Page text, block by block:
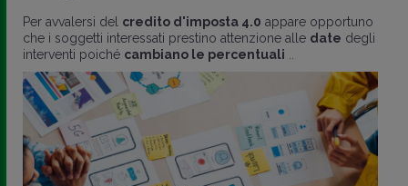
Per avvalersi del credito d'imposta 4.0 appare opportuno
che i soggetti interessati prestino attenzione alle date degli
interventi poiché cambiano le percentuali